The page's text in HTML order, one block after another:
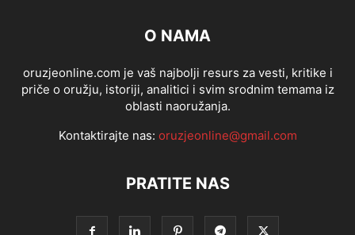
O NAMA
oruzjeonline.com je vaš najbolji resurs za vesti, kritike i
priče o oružju, istoriji, analitici i svim srodnim temama iz
oblasti naoružanja.
Kontaktirajte nas: oruzjeonline@gmail.com
PRATITE NAS